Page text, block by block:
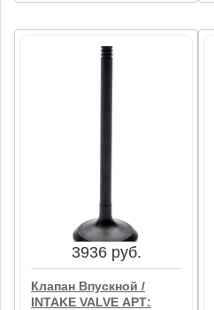
В корзину
3936 руб.
Клапан Впускной /
INTAKE VALVE АРТ: